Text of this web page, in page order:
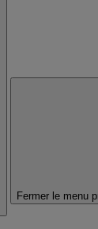
Fermer le menu